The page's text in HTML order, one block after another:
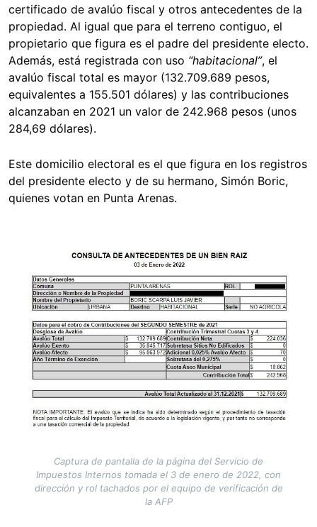
certificado de avalúo fiscal y otros antecedentes de la
propiedad. Al igual que para el terreno contiguo, el
propietario que figura es el padre del presidente electo.
Además, está registrada con uso “habitacional”, el
avalúo fiscal total es mayor (132.709.689 pesos,
equivalentes a 155.501 dólares) y las contribuciones
alcanzaban en 2021 un valor de 242.968 pesos (unos
284,69 dólares).
Este domicilio electoral es el que figura en los registros
del presidente electo y de su hermano, Simón Boric,
quienes votan en Punta Arenas.
Captura de pantalla de la página del Servicio de
Impuestos Internos tomada el 3 de enero de 2022, con
dirección y rol tachados por el equipo de verificación de
la AFP